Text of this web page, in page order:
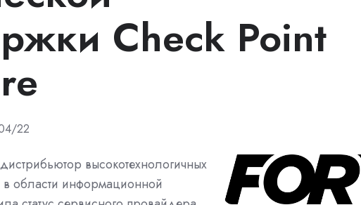
Check Point
22
высокотехнологичных
области информационной